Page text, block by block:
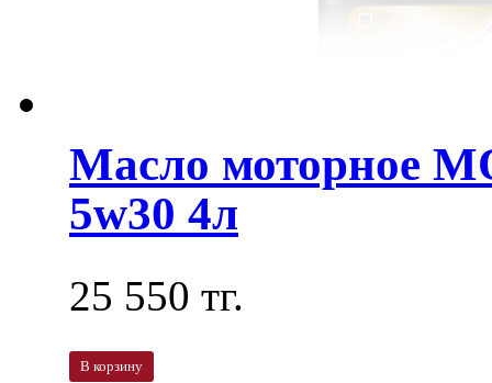
Масло моторное
5w30 4л
25 550 тг.
В корзину